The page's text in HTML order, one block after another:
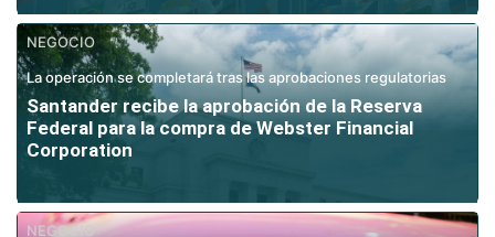
NEGOCIO
La operación se completará tras las aprobaciones regulatorias
Santander recibe la aprobación de la Reserva
Federal para la compra de Webster Financial
Corporation
NEGOCIO